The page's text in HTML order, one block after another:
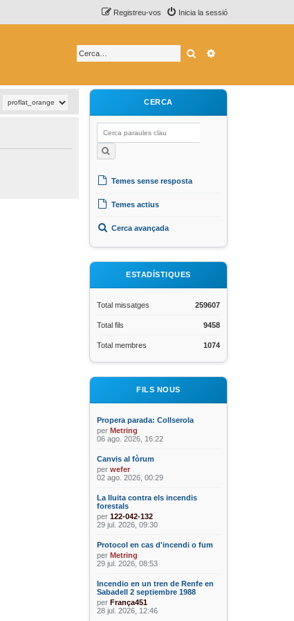
Inicia la sessió
Registreu-vos
Cerca
CERCA
Temes sense resposta
Temes actius
Cerca avançada
ESTADÍSTIQUES
Total missatges 259607
Total fils 9458
Total membres 1074
FILS NOUS
Propera parada: Collserola
per Metring
06 ago. 2026, 16:22
Canvis al fòrum
per wefer
02 ago. 2026, 00:29
La lluita contra els incendis
forestals
per 122-042-132
29 jul. 2026, 09:30
Protocol en cas d'incendi o fum
per Metring
29 jul. 2026, 08:53
Incendio en un tren de Renfe en
Sabadell 2 septiembre 1988
per França451
28 jul. 2026, 12:46